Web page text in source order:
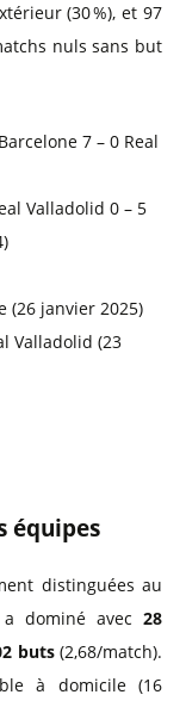
(30 %), et 97
nuls sans but
7 – 0 Real
Valladolid 0 – 5
(26 janvier 2025)
Valladolid (23
équipes
distinguées au
a dominé avec 28
buts(2,68/match).
à domicile (16